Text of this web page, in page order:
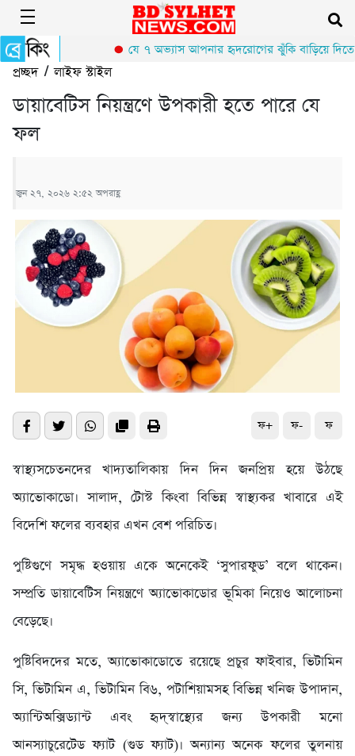
যে ৭ অভ্যাস আপনার হৃদরোগের ঝুঁকি বাড়িয়ে দিতে
প্রচ্ছদ/লাইফ স্টাইল
ডায়াবেটিস নিয়ন্ত্রণে উপকারী হতে পারে যে
ফল
জুন ২৭, ২০২৬ ২:৫২ অপরাহ্ণ
ফ+ ফ- ফ
স্বাস্থ্যসচেতনদের খাদ্যতালিকায় দিন দিন জনপ্রিয় হয়ে উঠছে
অ্যাভোকাডো। সালাদ, টোস্ট কিংবা বিভিন্ন স্বাস্থ্যকর খাবারে এই
বিদেশি ফলের ব্যবহার এখন বেশ পরিচিত।
পুষ্টিগুণে সমৃদ্ধ হওয়ায় একে অনেকেই ‘সুপারফুড’ বলে থাকেন।
সম্প্রতি ডায়াবেটিস নিয়ন্ত্রণে অ্যাভোকাডোর ভূমিকা নিয়েও আলোচনা
বেড়েছে।
পুষ্টিবিদদের মতে, অ্যাভোকাডোতে রয়েছে প্রচুর ফাইবার, ভিটামিন
সি, ভিটামিন এ, ভিটামিন বি৬, পটাশিয়ামসহ বিভিন্ন খনিজ উপাদান,
অ্যান্টিঅক্সিড্যান্ট এবং হৃদ্‌স্বাস্থ্যের জন্য উপকারী মনো
আনস্যাচুরেটেড ফ্যাট (গুড ফ্যাট)। অন্যান্য অনেক ফলের তুলনায়